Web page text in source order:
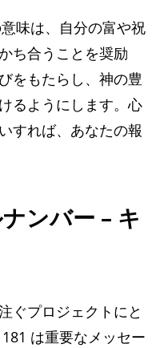
味は、自分の富や祝
ち合うことを奨励
をもたらし、神の豊
るようにします。心
すれば、あなたの報
ンバー – キ
ぐプロジェクトにと
は重要なメッセー